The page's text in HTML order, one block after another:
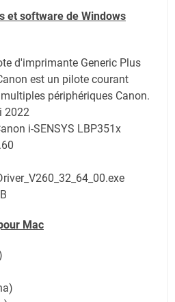
et software de Windows
d'imprimante Generic Plus
est un pilote courant
périphériques Canon.
2022
i-SENSYS LBP351x
Mac